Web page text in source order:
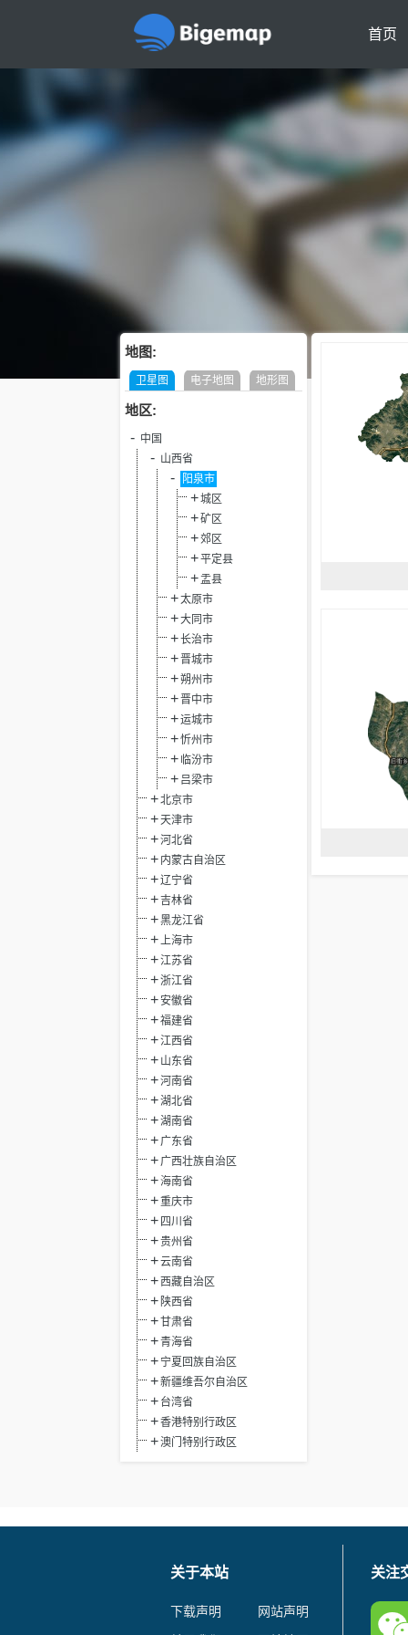
首页
地图:
卫星图 电子地图 地形图
地区:
中国
山西省
阳泉市
城区
矿区
郊区
平定县
盂县
太原市
大同市
长治市
晋城市
朔州市
晋中市
运城市
忻州市
临汾市
吕梁市
北京市
天津市
河北省
内蒙古自治区
辽宁省
吉林省
黑龙江省
上海市
江苏省
浙江省
安徽省
福建省
江西省
山东省
河南省
湖北省
湖南省
广东省
广西壮族自治区
海南省
重庆市
四川省
贵州省
云南省
西藏自治区
陕西省
甘肃省
青海省
宁夏回族自治区
新疆维吾尔自治区
台湾省
香港特别行政区
澳门特别行政区
关于本站
下载声明
网站声明
关注